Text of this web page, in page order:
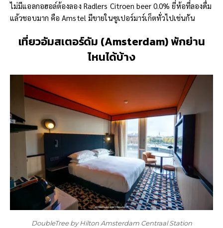
ไม่มีแอลกอฮอล์ต้องลอง Radlers Citroen beer 0.0% ยี่ห้อที่ลองดื่ม
แล้วชอบมาก คือ Amstel มีขายในซูเปอร์มาร์เก็ตทั่วไปเช่นกัน
เที่ยวอัมสเตอร์ดัม (Amsterdam) พักย่าน
ไหนได้บ้าง
DoubleTree by Hilton Amsterdam Centraal Station